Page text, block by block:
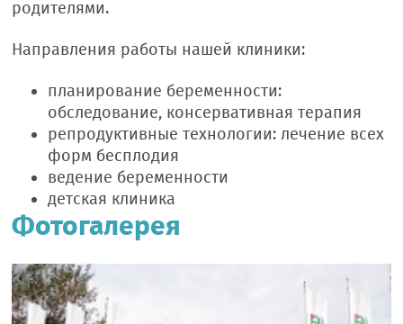
родителями.
Направления работы нашей клиники:
планирование беременности:
обследование, консервативная терапия
репродуктивные технологии: лечение всех
форм бесплодия
ведение беременности
детская клиника
Фотогалерея